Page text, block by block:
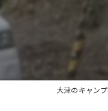
大津のキャン